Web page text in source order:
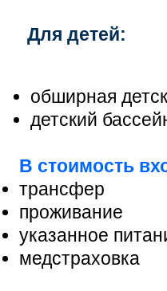
Для детей:
обширная
детский
В стоимость
трансфер
проживание
указанное
медстраховка